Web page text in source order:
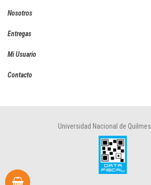
Nosotros
Entregas
Mi Usuario
Contacto
Universidad Nacional de